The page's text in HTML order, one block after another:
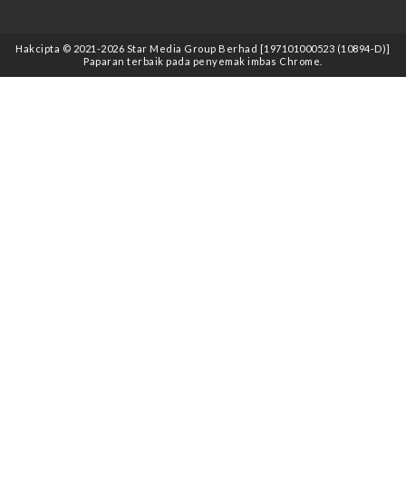
Hakcipta © 2021 -2026 Star Media Group Berhad [197101000523 (10894-D)]
Paparan terbaik pada penyemak imbas Chrome.